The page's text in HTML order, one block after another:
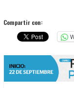
Compartir con: